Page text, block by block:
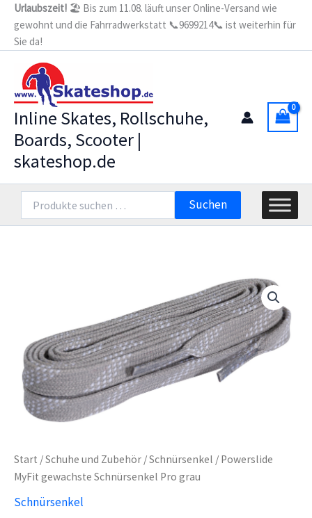
Zum
Inhalt
springen
Urlaubszeit! 🏖️ Bis zum 11.08. läuft unser Online-Versand wie
gewohnt und die Fahrradwerkstatt 📞9699214📞 ist weiterhin für
Sie da!
Inline Skates, Rollschuhe,
Boards, Scooter |
skateshop.de
nach:
Suchen
Start /Schuhe und Zubehör /Schnürsenkel / Powerslide
MyFit gewachste Schnürsenkel Pro grau
Schnürsenkel